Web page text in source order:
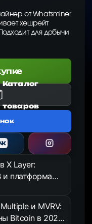
от Whatsminer
хешрейт
для добычи
Каталог
товаров
X Layer:
и платформа
году
и MVRV:
Bitcoin в 2026